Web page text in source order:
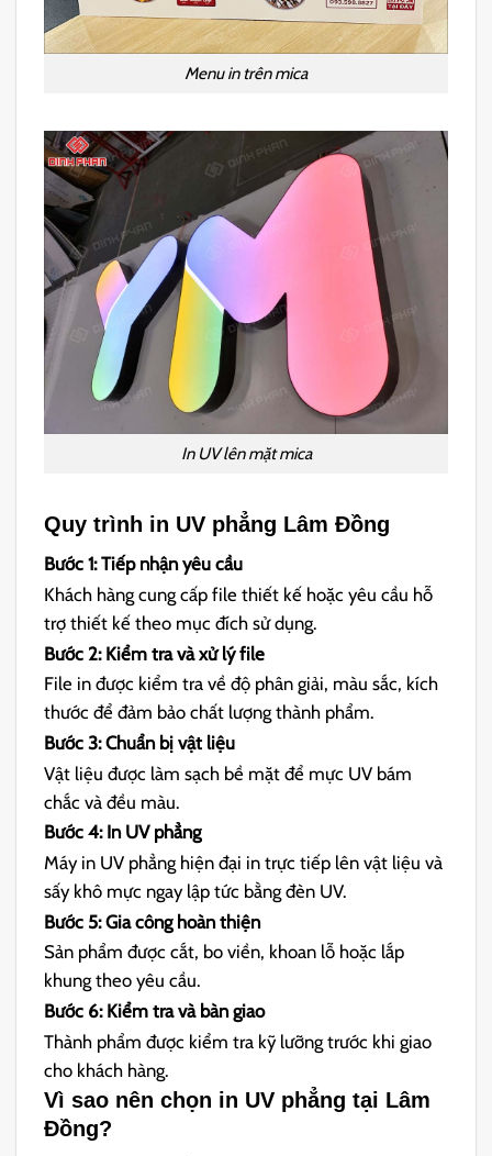
Menu in trên mica
In UV lên mặt mica
Quy trình in UV phẳng Lâm Đồng
Bước 1: Tiếp nhận yêu cầu
Khách hàng cung cấp file thiết kế hoặc yêu cầu hỗ
trợ thiết kế theo mục đích sử dụng.
Bước 2: Kiểm tra và xử lý file
File in được kiểm tra về độ phân giải, màu sắc, kích
thước để đảm bảo chất lượng thành phẩm.
Bước 3: Chuẩn bị vật liệu
Vật liệu được làm sạch bề mặt để mực UV bám
chắc và đều màu.
Bước 4: In UV phẳng
Máy in UV phẳng hiện đại in trực tiếp lên vật liệu và
sấy khô mực ngay lập tức bằng đèn UV.
Bước 5: Gia công hoàn thiện
Sản phẩm được cắt, bo viền, khoan lỗ hoặc lắp
khung theo yêu cầu.
Bước 6: Kiểm tra và bàn giao
Thành phẩm được kiểm tra kỹ lưỡng trước khi giao
cho khách hàng.
Vì sao nên chọn in UV phẳng tại Lâm
Đồng?